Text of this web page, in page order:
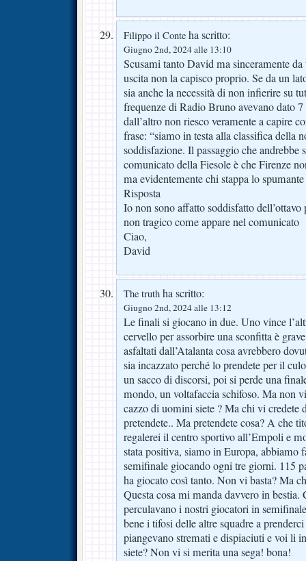
Filippo il Conte ha scritto:
Giugno 2nd, 2024 alle 13:10
Scusami tanto David ma sinceramente
uscita non la capisco proprio. Se da un
sia anche la necessità di non infierire su
frequenze di Radio Bruno avevano dato
dall’altro non riesco veramente a capire
frase: “siamo in testa alla classifica della
soddisfazione. Il passaggio che andrebbe
comunicato della Fiesole è che Firenze
ma evidentemente chi stappa lo
Risposta
Io non sono affatto soddisfatto
non tragico come appare nel comunicato
Ciao,
David
The truth ha scritto:
Giugno 2nd, 2024 alle 13:12
Le finali si giocano in due. Uno vince
cervello per assorbire una sconfitta è
asfaltati dall’Atalanta cosa avrebbero
sia incazzato perché lo prendete per il
un sacco di discorsi, poi si perde una
mondo, un voltafaccia schifoso. Ma non
cazzo di uomini siete ? Ma chi vi credete
pretendete.. Ma pretendete cosa? A che
regalerei il centro sportivo all’Empoli e
stata positiva, siamo in Europa, abbiamo
semifinale giocando ogni tre giorni. 115
ha giocato così tanto. Non vi basta? Ma
Questa cosa mi manda davvero in
perculavano i nostri giocatori in
bene i tifosi delle altre squadre a
piangevano stremati e dispiaciuti e voi li
siete? Non vi si merita una sega! bona!